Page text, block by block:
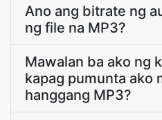
Ano ang bitrate ng
ng file na MP3?
Mawalan ba ako ng
kapag pumunta ako
hanggang MP3?